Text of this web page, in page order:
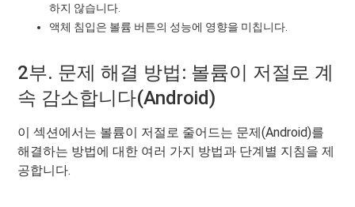
하지 않습니다.
액체 침입은 볼륨 버튼의 성능에 영향을 미칩니다.
2부. 문제 해결 방법: 볼륨이 저절로 계
속 감소합니다(Android)
이 섹션에서는 볼륨이 저절로 줄어드는 문제(Android)를
해결하는 방법에 대한 여러 가지 방법과 단계별 지침을 제
공합니다.